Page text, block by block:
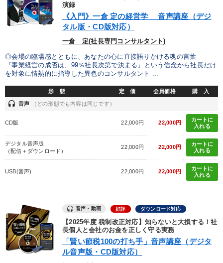
演録
《入門》一倉 定の経営学 音声講座（デジ
タル版・CD版対応）
一倉 定(社長専門コンサルタント)
◎会場の臨場感とともに、あなたの心に直接語りかける魂の言葉
『事業経営の成否は、99％社長次第で決まる』という信念から社長だけ
を対象に情熱的に指導した異色のコンサルタント ...
形 態 定 価 会員価格 購 入
headset 音声 （どの形態でも内容は同じです）
CD版 22,000円 22,000円
カートに
入れる
デジタル音声版
（配信＋ダウンロード）
22,000円 22,000円
カートに
入れる
USB(音声) 22,000円 22,000円
カートに
入れる
音声・動画 好評 ダウンロード対応
【2025年度 税制改正対応】知らないと大損する！社
長個人と会社のお金を正しく守る実務
「賢い節税100の打ち手」音声講座（デジタ
ル音声版・CD版対応）